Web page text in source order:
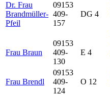
Dr. Frau
Brandmüller-
Pfeil
09153
409-
157
DG 4
Frau Braun
09153
409-
130
E 4
Frau Brendl
09153
409-
124
O 12